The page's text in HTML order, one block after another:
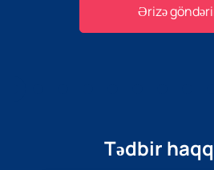
Ərizə
Tədbir